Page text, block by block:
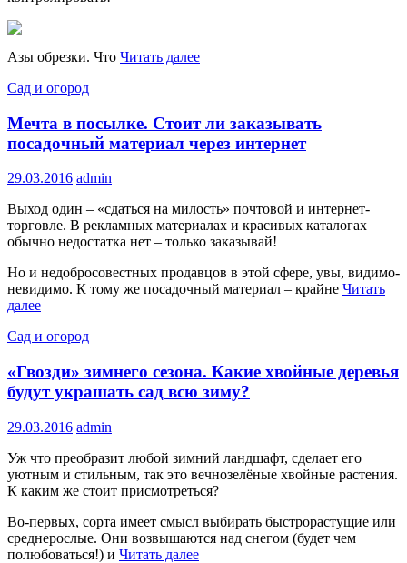
Азы обрезки. Что Читать далее
Сад и огород
Мечта в посылке. Стоит ли заказывать
посадочный материал через интернет
29.03.2016 admin
Выход один – «сдаться на милость» почтовой и интернет-
торговле. В рекламных материалах и красивых каталогах
обычно недостатка нет – только заказывай!
Но и недобросовестных продавцов в этой сфере, увы, видимо-
невидимо. К тому же посадочный материал – крайне Читать
далее
Сад и огород
«Гвозди» зимнего сезона. Какие хвойные деревья
будут украшать сад всю зиму?
29.03.2016 admin
Уж что преобразит любой зимний ландшафт, сделает его
уютным и стильным, так это вечнозелёные хвойные растения.
К каким же стоит присмотреться?
Во‑первых, сорта имеет смысл выбирать быстрорастущие или
среднерослые. Они возвышаются над снегом (будет чем
полюбоваться!) и Читать далее